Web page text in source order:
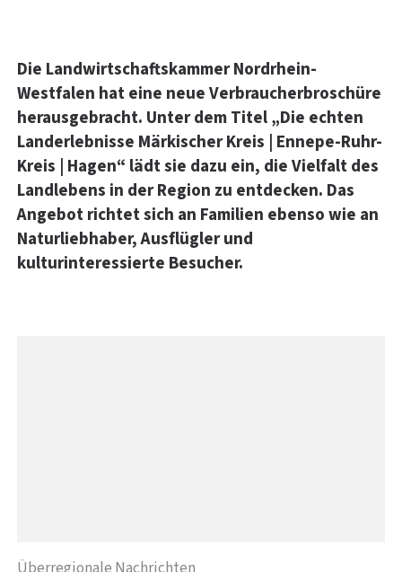
Die Landwirtschaftskammer Nordrhein-
Westfalen hat eine neue Verbraucherbroschüre
herausgebracht. Unter dem Titel „Die echten
Landerlebnisse Märkischer Kreis | Ennepe-Ruhr-
Kreis | Hagen“ lädt sie dazu ein, die Vielfalt des
Landlebens in der Region zu entdecken. Das
Angebot richtet sich an Familien ebenso wie an
Naturliebhaber, Ausflügler und
kulturinteressierte Besucher.